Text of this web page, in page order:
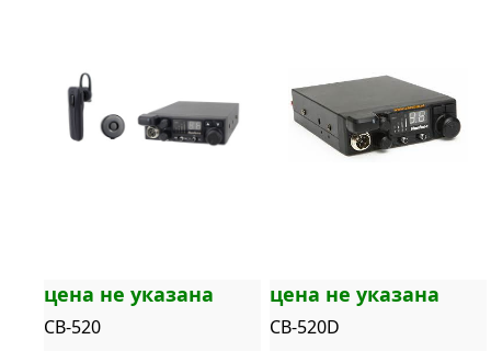
цена не указана
CB-520
цена не указана
CB-520D